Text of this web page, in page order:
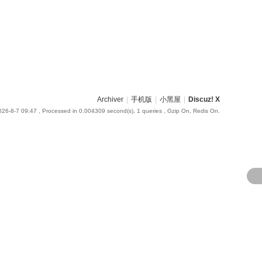
Archiver 手机版 小黑屋 Discuz! X
8-7 09:47 , Processed in 0.004309 second(s), 1 queries , Gzip On, Redis On.